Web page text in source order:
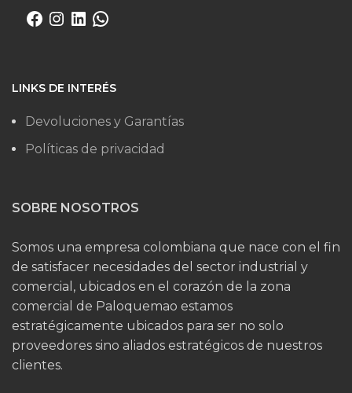
LINKS DE INTERÉS
Devoluciones y Garantías
Políticas de privacidad
SOBRE NOSOTROS
Somos una empresa colombiana que nace con el fin
de satisfacer necesidades del sector industrial y
comercial, ubicados en el corazón de la zona
comercial de Paloquemao estamos
estratégicamente ubicados para ser no solo
proveedores sino aliados estratégicos de nuestros
clientes.